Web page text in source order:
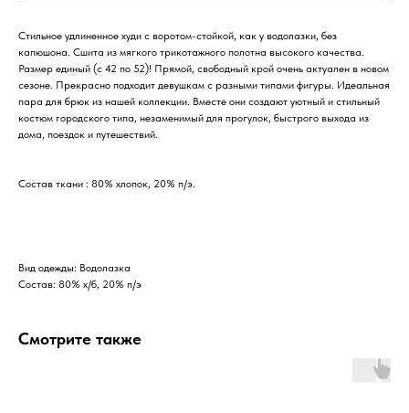
Стильное удлиненное худи с воротом-стойкой, как у водолазки, без
капюшона. Сшита из мягкого трикотажного полотна высокого качества.
Размер единый (c 42 по 52)! Прямой, свободный крой очень актуален в новом
сезоне. Прекрасно подходит девушкам с разными типами фигуры. Идеальная
пара для брюк из нашей коллекции. Вместе они создают уютный и стильный
костюм городского типа, незаменимый для прогулок, быстрого выхода из
дома, поездок и путешествий.
Состав ткани : 80% хлопок, 20% п/э.
Вид одежды: Водолазка
Состав: 80% х/б, 20% п/э
Смотрите также